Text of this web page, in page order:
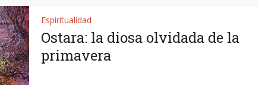
Espiritualidad
Ostara: la diosa olvidada de la
primavera